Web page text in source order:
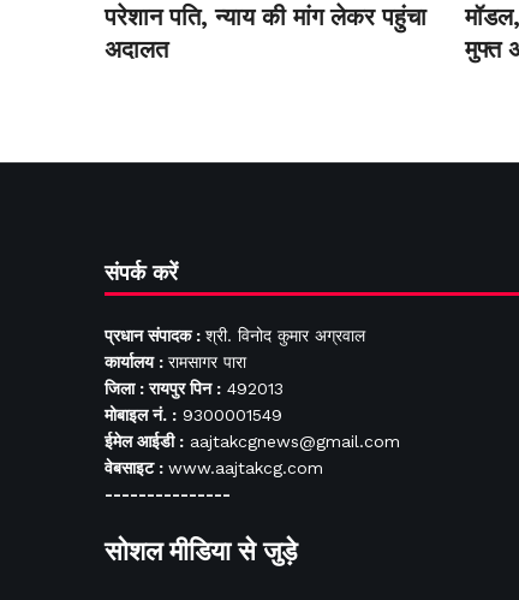
परेशान पति, न्याय की मांग लेकर पहुंचा
अदालत
मुफ्त
संपर्क करें
प्रधान संपादक : श्री. विनोद कुमार अग्रवाल
कार्यालय : रामसागर पारा
जिला : रायपुर पिन : 492013
मोबाइल नं. : 9300001549
ईमेल आईडी : aajtakcgnews@gmail.com
वेबसाइट : www.aajtakcg.com
---------------
सोशल मीडिया से जुड़े